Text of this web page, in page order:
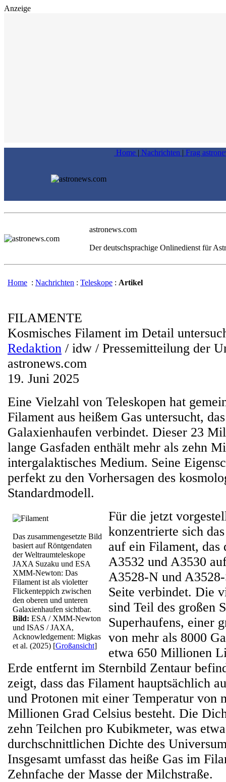
Anzeige
Home | Nachrichten | Frag
astronews.com
Der deutschsprachige Onlinedienst für
Home : Nachrichten : Teleskope : Artikel
FILAMENTE
Kosmisches Filament im Detail
Redaktion / idw / Pressemitteilung der
astronews.com
19. Juni 2025
Eine Vielzahl von Teleskopen hat
Filament aus heißem Gas untersucht,
Galaxienhaufen verbindet. Dieser 23
lange Gasfaden enthält mehr als zehn
intergalaktisches Medium. Seine
perfekt zu den Vorhersagen des
Standardmodell.
Das zusammengesetzte Bild
basiert auf Röntgendaten
der Weltraumteleskope
JAXA Suzaku und ESA
XMM-Newton: Das
Filament ist als violetter
Flickenteppich zwischen
den oberen und unteren
Galaxienhaufen sichtbar.
Bild: ESA / XMM-Newton
und ISAS / JAXA,
Acknowledgement: Migkas
et al. (2025) [Großansicht]
Für die jetzt
konzentrierte sich
auf ein Filament, das
A3532 und A3530
A3528-N und
Seite verbindet. Die
sind Teil des großen
Superhaufens, einer
von mehr als 8000
etwa 650 Millionen
Erde entfernt im Sternbild Zentaur
zeigt, dass das Filament hauptsächlich
und Protonen mit einer Temperatur von
Millionen Grad Celsius besteht. Die
zehn Teilchen pro Kubikmeter, was
durchschnittlichen Dichte des
Insgesamt umfasst das heiße Gas im
Zehnfache der Masse der Milchstraße.